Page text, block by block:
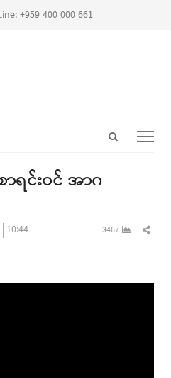
+959 400 000 661
Open
ာရင်းဝင် အာဂ
10:44
3467